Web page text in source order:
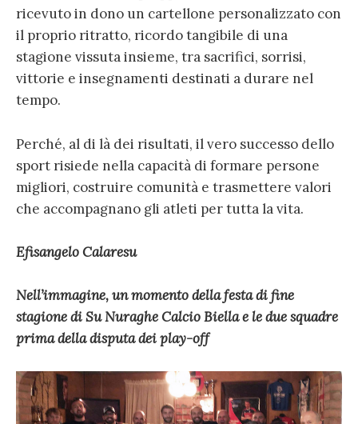
ricevuto in dono un cartellone personalizzato con
il proprio ritratto, ricordo tangibile di una
stagione vissuta insieme, tra sacrifici, sorrisi,
vittorie e insegnamenti destinati a durare nel
tempo.
Perché, al di là dei risultati, il vero successo dello
sport risiede nella capacità di formare persone
migliori, costruire comunità e trasmettere valori
che accompagnano gli atleti per tutta la vita.
Efisangelo Calaresu
Nell’immagine, un momento della festa di fine
stagione di Su Nuraghe Calcio Biella e le due squadre
prima della disputa dei play-off